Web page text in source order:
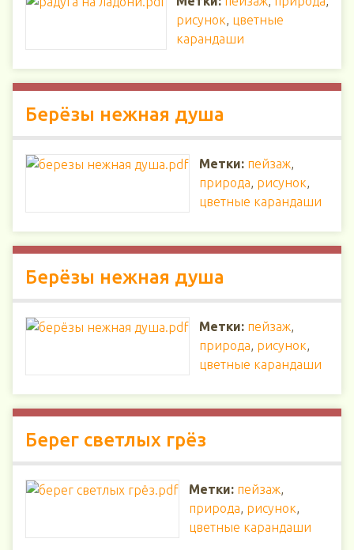
рисунок, цветные
карандаши
Берёзы нежная душа
Метки: пейзаж,
природа, рисунок,
цветные карандаши
Берёзы нежная душа
Метки: пейзаж,
природа, рисунок,
цветные карандаши
Берег светлых грёз
Метки: пейзаж,
природа, рисунок,
цветные карандаши